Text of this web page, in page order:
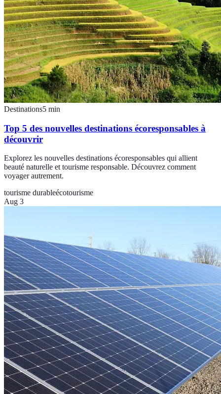
Destinations5 min
Top 5 des nouvelles destinations écoresponsables à
découvrir
Explorez les nouvelles destinations écoresponsables qui allient
beauté naturelle et tourisme responsable. Découvrez comment
voyager autrement.
tourisme durableécotourisme
Aug 3